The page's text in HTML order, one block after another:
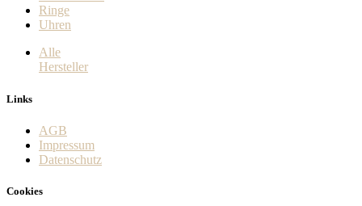
Ringe
Uhren
Alle
Hersteller
Links
AGB
Impressum
Datenschutz
Cookies